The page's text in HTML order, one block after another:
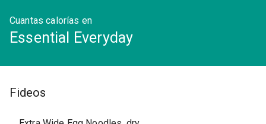
Cuantas calorías en
Essential Everyday
Fideos